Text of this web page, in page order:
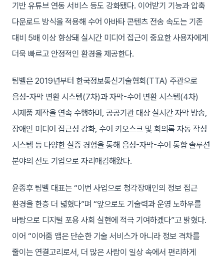
기반 유튜브 연동 서비스 등도 강화됐다. 이어받기 기능과 압축
다운로드 방식을 적용해 수어 아바타 콘텐츠 전송 속도는 기존
대비 5배 이상 향상돼 실시간 미디어 접근이 중요한 사용자에게
더욱 빠르고 안정적인 환경을 제공한다.
팀벨은 2019년부터 한국정보통신기술협회(TTA) 주관으로
음성-자막 변환 시스템(7차)과 자막-수어 변환 시스템(4차)
시제품 제작을 연속 수행하며, 공공기관 대상 실시간 자막 방송,
장애인 미디어 접근성 강화, 수어 키오스크 및 회의록 자동 작성
시스템 등 다양한 실증 경험을 통해 음성-자막-수어 통합 솔루션
분야의 선도 기업으로 자리매김해왔다.
윤종후 팀벨 대표는 “이번 사업으로 청각장애인의 정보 접근
환경을 한층 더 넓혔다”며 “앞으로도 기술력과 운영 노하우를
바탕으로 디지털 포용 사회 실현에 적극 기여하겠다”고 밝혔다.
이어 “이어줌 앱은 단순한 기술 서비스가 아니라 정보 격차를
줄이는 연결고리로서, 더 많은 사람이 일상 속에서 편리하게